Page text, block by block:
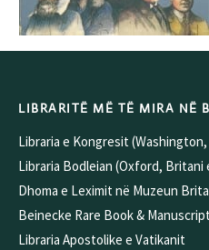
LIBRARITË MË TË MIRA NË
Libraria e Kongresit (Washington,
Libraria Bodleian (Oxford, Britani
Dhoma e Leximit në Muzeun
Beinecke Rare Book &
Libraria Apostolike e Vatikanit